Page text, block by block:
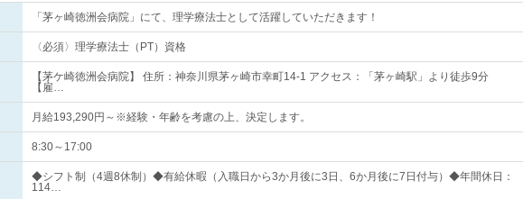
「茅ヶ崎徳洲会病院」にて、理学療法士として活躍していただきます！
〈必須〉理学療法士（PT）資格
【茅ケ崎徳洲会病院】 住所：神奈川県茅ヶ崎市幸町14-1 アクセス：「茅ヶ崎駅」より徒歩9分
【雇…
月給193,290円～※経験・年齢を考慮の上、決定します。
8:30～17:00
◆シフト制（4週8休制）◆有給休暇（入職日から3か月後に3日、6か月後に7日付与）◆年間休日：
114…